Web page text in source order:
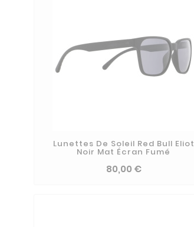
Lunettes De Soleil Red Bull Eliot
Noir Mat Écran Fumé
80,00 €